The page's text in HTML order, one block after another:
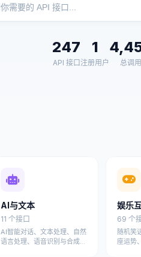
247
API 接口
1
注册用户 总调用
AI与文本
11 个接口
AI智能对话、文本处理、自然
语言处理、语音识别与合成等
娱乐
69 个
随机笑
座运势